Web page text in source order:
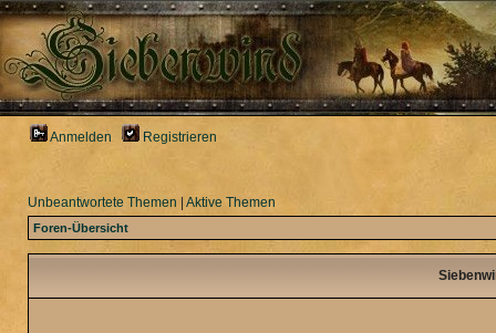
Anmelden Registrieren
Unbeantwortete Themen Aktive Themen
Foren-Übersicht